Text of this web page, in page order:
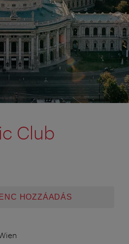
Club
HOZZÁADÁS